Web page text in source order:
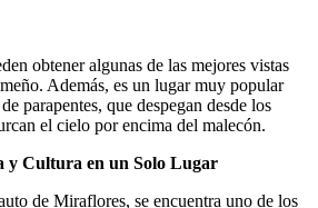
obtener algunas de las mejores vistas
Además, es un lugar muy popular
parapentes, que despegan desde los
el cielo por encima del malecón.
y Cultura en un Solo Lugar
de Miraflores, se encuentra uno de los